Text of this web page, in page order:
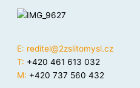
E: reditel@2zslitomysl.cz
T: +420 461 613 032
M: +420 737 560 432